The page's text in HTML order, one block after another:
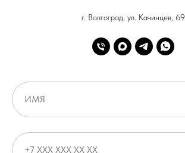
г. Волгоград, ул. Качинцев, 69